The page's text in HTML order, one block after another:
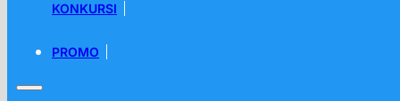
KONKURSI
PROMO